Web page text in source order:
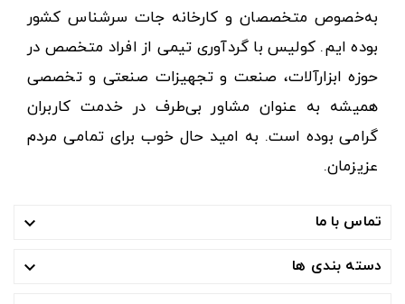
به‌خصوص متخصصان و کارخانه جات سرشناس کشور
بوده ایم. کولیس با گردآوری تیمی از افراد متخصص در
حوزه ابزارآلات، صنعت و تجهیزات صنعتی و تخصصی
همیشه به عنوان مشاور بی‌طرف در خدمت کاربران
گرامی بوده است. به امید حال خوب برای تمامی مردم
عزیزمان.
تماس با ما 
دسته بندی ها 